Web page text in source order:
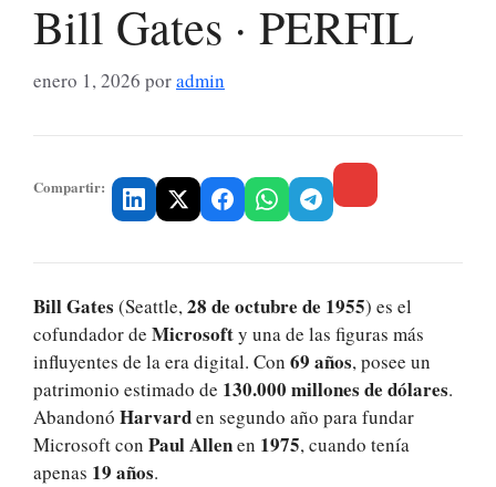
Bill Gates · PERFIL
enero 1, 2026 poradmin
Compartir:
Bill Gates (Seattle, 28 de octubre de 1955) es el
cofundador de Microsofty una de las figuras más
influyentes de la era digital. Con 69 años, posee un
patrimonio estimado de 130.000 millones de dólares.
Abandonó Harvarden segundo año para fundar
Microsoft con Paul Allenen 1975, cuando tenía
apenas 19 años.